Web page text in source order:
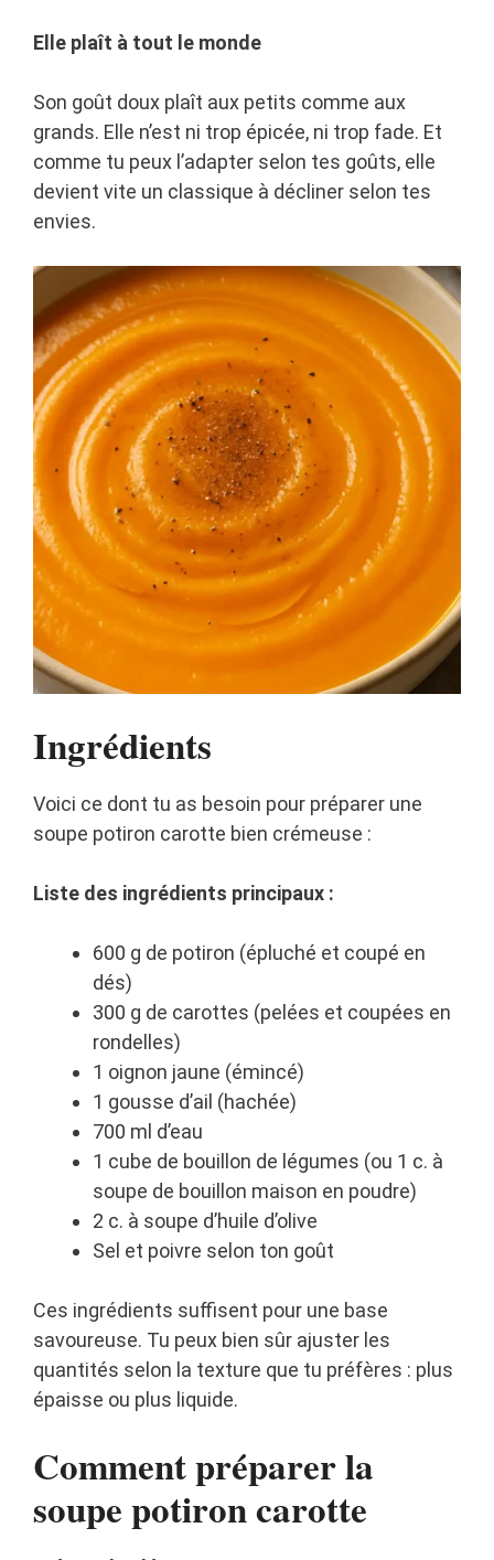
Elle plaît à tout le monde
Son goût doux plaît aux petits comme aux
grands. Elle n’est ni trop épicée, ni trop fade. Et
comme tu peux l’adapter selon tes goûts, elle
devient vite un classique à décliner selon tes
envies.
Ingrédients
Voici ce dont tu as besoin pour préparer une
soupe potiron carotte bien crémeuse :
Liste des ingrédients principaux :
600 g de potiron (épluché et coupé en
dés)
300 g de carottes (pelées et coupées en
rondelles)
1 oignon jaune (émincé)
1 gousse d’ail (hachée)
700 ml d’eau
1 cube de bouillon de légumes (ou 1 c. à
soupe de bouillon maison en poudre)
2 c. à soupe d’huile d’olive
Sel et poivre selon ton goût
Ces ingrédients suffisent pour une base
savoureuse. Tu peux bien sûr ajuster les
quantités selon la texture que tu préfères : plus
épaisse ou plus liquide.
Comment préparer la
soupe potiron carotte